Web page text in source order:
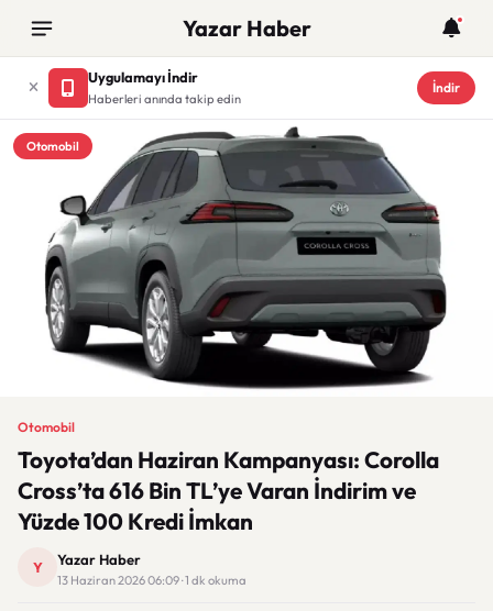
Yazar Haber
Uygulamayı İndir
Haberleri anında takip edin
İndir
Otomobil
Otomobil
Toyota’dan Haziran Kampanyası: Corolla
Cross’ta 616 Bin TL’ye Varan İndirim ve
Yüzde 100 Kredi İmkan
Y Yazar Haber
13 Haziran 2026 06:09 · 1 dk okuma